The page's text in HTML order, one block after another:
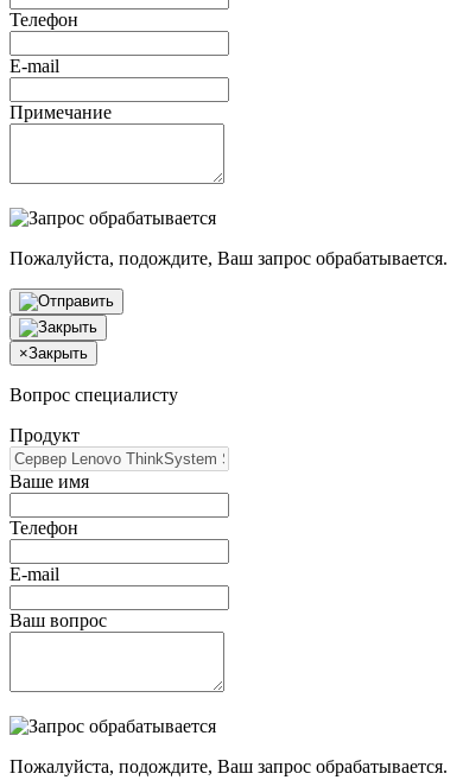
Телефон
E-mail
Примечание
Пожалуйста, подождите, Ваш запрос обрабатывается.
×Закрыть
Вопрос специалисту
Продукт
Ваше имя
Телефон
E-mail
Ваш вопрос
Пожалуйста, подождите, Ваш запрос обрабатывается.